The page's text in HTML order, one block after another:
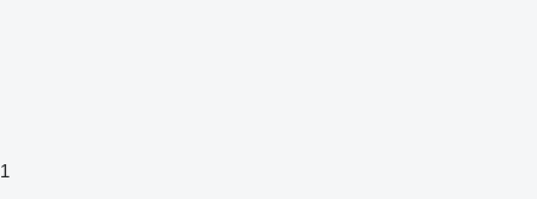
1